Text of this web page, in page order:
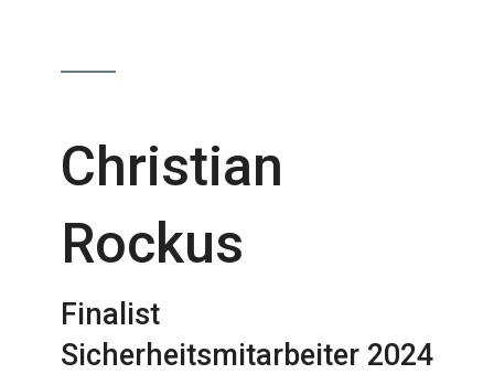
Christian
Rockus
Finalist
Sicherheitsmitarbeiter 2024